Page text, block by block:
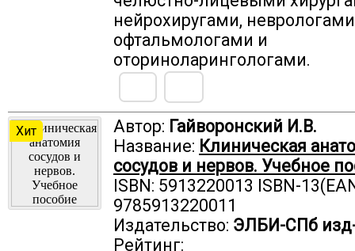
нейрохиругами,
офтальмологами и
оториноларингологами.
Хит Автор: Гайворонский И.В.
Название: Клиническая
сосудов и нервов. Учебное
ISBN: 5913220013 ISBN-
9785913220011
Издательство: ЭЛБИ-СПб
Рейтинг: